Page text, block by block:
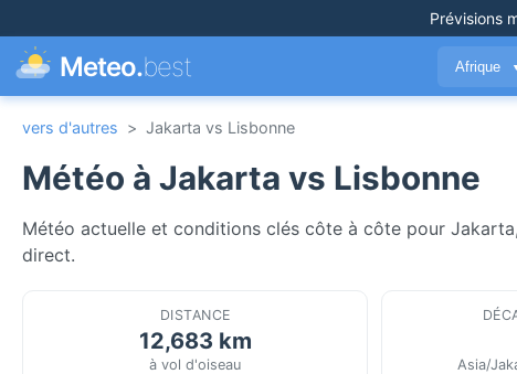
Prévisions
Meteo.best Afrique
vers d'autres > Jakarta vs Lisbonne
Météo à Jakarta vs Lisbonne
Météo actuelle et conditions clés côte à côte pour
direct.
DISTANCE
12,683 km
à vol d'oiseau Asia/